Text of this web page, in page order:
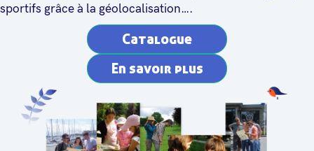
sportifs grâce à la géolocalisation….
Catalogue
En savoir plus